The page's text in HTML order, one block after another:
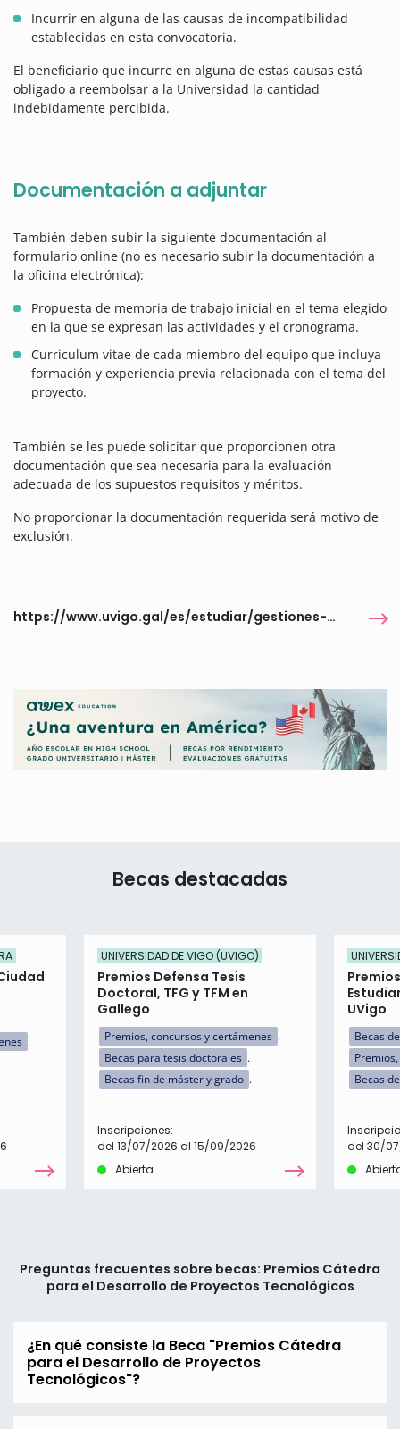
Incurrir en alguna de las causas de incompatibilidad
establecidas en esta convocatoria.
El beneficiario que incurre en alguna de estas causas está
obligado a reembolsar a la Universidad la cantidad
indebidamente percibida.
Documentación a adjuntar
También deben subir la siguiente documentación al
formulario online (no es necesario subir la documentación a
la oficina electrónica):
Propuesta de memoria de trabajo inicial en el tema elegido
en la que se expresan las actividades y el cronograma.
Curriculum vitae de cada miembro del equipo que incluya
formación y experiencia previa relacionada con el tema del
proyecto.
También se les puede solicitar que proporcionen otra
documentación que sea necesaria para la evaluación
adecuada de los supuestos requisitos y méritos.
No proporcionar la documentación requerida será motivo de
exclusión.
https://www.uvigo.gal/es/estudiar/gestiones-estudiantes/becas
Becas destacadas
UNIVERSIDAD DE VIGO (UVIGO)
Premios Defensa Tesis
Doctoral, TFG y TFM en
Gallego
Premios, concursos y certámenes
Becas para tesis doctorales
Becas fin de máster y grado
Inscripciones:
del 13/07/2026 al 15/09/2026
Abierta
UVigo
Becas
Becas
del 30/
Preguntas frecuentes sobre becas: Premios Cátedra
para el Desarrollo de Proyectos Tecnológicos
¿En qué consiste la Beca "Premios Cátedra
para el Desarrollo de Proyectos
Tecnológicos"?